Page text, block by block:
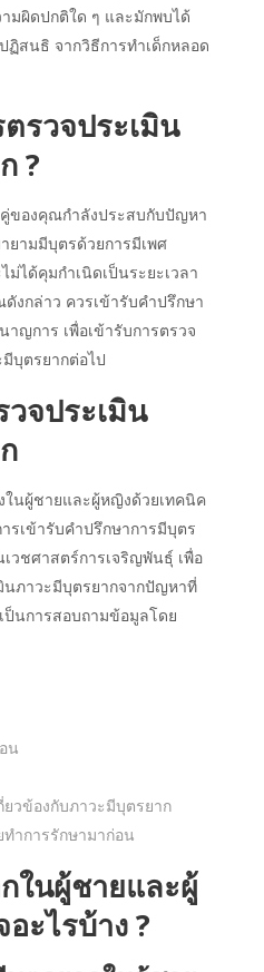
มผิดปกติใด ๆ และมักพบได้
สนธิ จากวิธีการทำเด็กหลอด
รวจประเมิน
?
ของคุณกำลังประสบกับปัญหา
ยามมีบุตรด้วยการมีเพศ
ได้คุมกำเนิดเป็นระยะเวลา
งกล่าว ควรเข้ารับคำปรึกษา
ญการ เพื่อเข้ารับการตรวจ
บุตรยากต่อไป
จประเมิน
ในผู้ชายและผู้หญิงด้วยเทคนิค
รเข้ารับคำปรึกษาการมีบุตร
วชศาสตร์การเจริญพันธุ์ เพื่อ
นภาวะมีบุตรยากจากปัญหาที่
นการสอบถามข้อมูลโดย
น
วข้องกับภาวะมีบุตรยาก
ำการรักษามาก่อน
ในผู้ชายและผู้
ะไรบ้าง ?